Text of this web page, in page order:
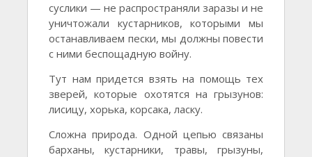
суслики — не распространяли заразы и не
уничтожали кустарников, которыми мы
останавливаем пески, мы должны повести
с ними беспощадную войну.
Тут нам придется взять на помощь тех
зверей, которые охотятся на грызунов:
лисицу, хорька, корсака, ласку.
Сложна природа. Одной цепью связаны
барханы, кустарники, травы, грызуны,